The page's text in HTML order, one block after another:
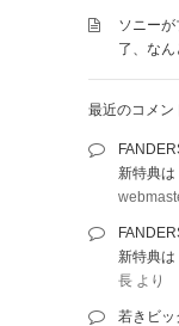
ソニー
了、な
最近のコメン
新特典は
新特典は
長 より
若きビッ